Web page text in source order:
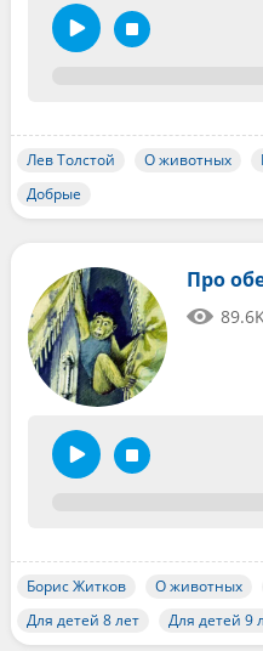
Лев Толстой О животных
Добрые
Про
Борис Житков О животных
Для детей 8 лет
Для детей 9